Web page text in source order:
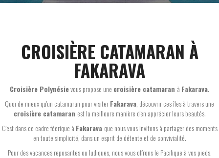
CROISIÈRE CATAMARAN À
FAKARAVA
Croisière Polynésievous propose une croisière catamaran à Fakarava.
Quoi de mieux qu'un catamaran pour visiterFakarava , découvrir ces îles à travers une
croisière catamaran est la meilleure manière d'en apprécier leurs beautés.
C'est dans ce cadre féerique à Fakarava que nous vous invitons à partager des moments
en toute simplicité, dans un esprit de détente et de convivialité.
Pour des vacances reposantes ou ludiques, nous vous offrons le Pacifique à vos pieds.